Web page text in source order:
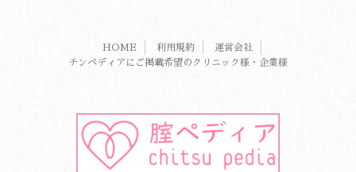
HOME 利用規約
運営会社
チンペディアにご掲載希望のクリニック様・企業様